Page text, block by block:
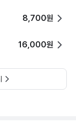
8,700원
16,000원